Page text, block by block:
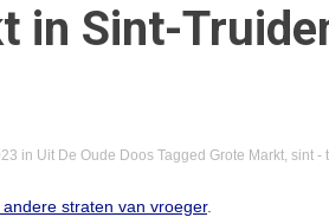
in Sint-
in Uit De Oude Doos Tagged Grote Markt, sint -
straten van vroeger.